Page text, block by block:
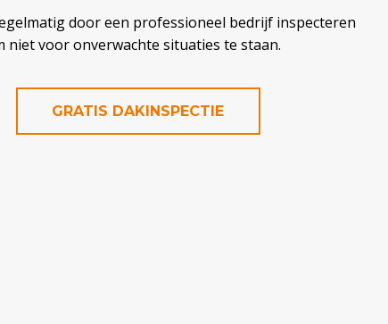
door een professioneel bedrijf inspecteren
niet voor onverwachte situaties te staan.
GRATIS DAKINSPECTIE